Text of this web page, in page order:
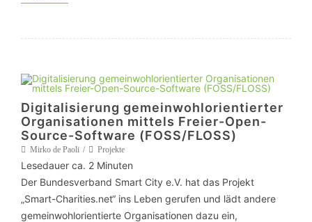
Digitalisierung gemeinwohlorientierter
Organisationen mittels Freier-Open-
Source-Software (FOSS/FLOSS)
Mirko de Paoli Projekte
Lesedauer ca. 2 Minuten
Der Bundesverband Smart City e.V. hat das Projekt
„Smart-Charities.net“ ins Leben gerufen und lädt andere
gemeinwohlorientierte Organisationen dazu ein,